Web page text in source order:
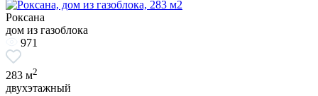
Роксана
дом из газоблока
971
283 м2
двухэтажный